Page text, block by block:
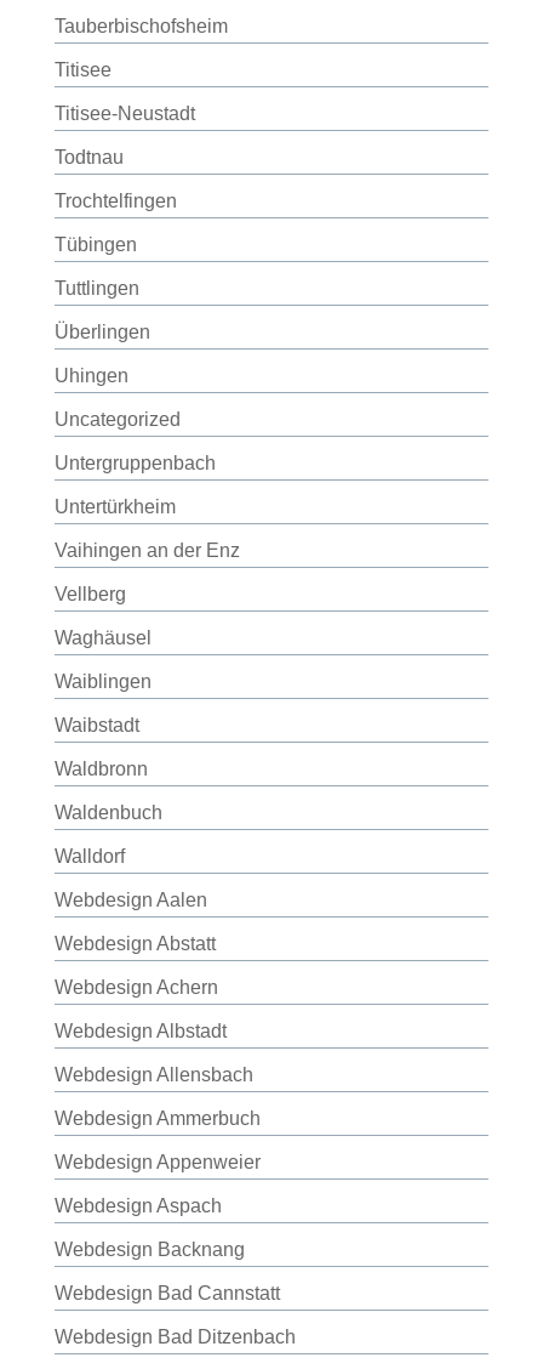
Tauberbischofsheim
Titisee
Titisee-Neustadt
Todtnau
Trochtelfingen
Tübingen
Tuttlingen
Überlingen
Uhingen
Uncategorized
Untergruppenbach
Untertürkheim
Vaihingen an der Enz
Vellberg
Waghäusel
Waiblingen
Waibstadt
Waldbronn
Waldenbuch
Walldorf
Webdesign Aalen
Webdesign Abstatt
Webdesign Achern
Webdesign Albstadt
Webdesign Allensbach
Webdesign Ammerbuch
Webdesign Appenweier
Webdesign Aspach
Webdesign Backnang
Webdesign Bad Cannstatt
Webdesign Bad Ditzenbach